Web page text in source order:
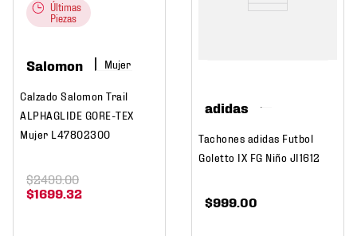
Últimas
Piezas
Salomon Mujer
Calzado Salomon Trail
ALPHAGLIDE GORE-TEX
Mujer L47802300
$1699.32
$2499.00
adidas
Tachones adidas Futbol
Goletto IX FG Niño JI1612
$999.00